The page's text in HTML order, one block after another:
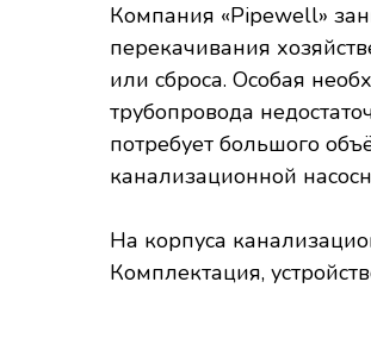
Компания «Pipewell»
перекачивания
или сброса. Особая
трубопровода
потребует большого
канализационной
На корпуса
Комплектация,